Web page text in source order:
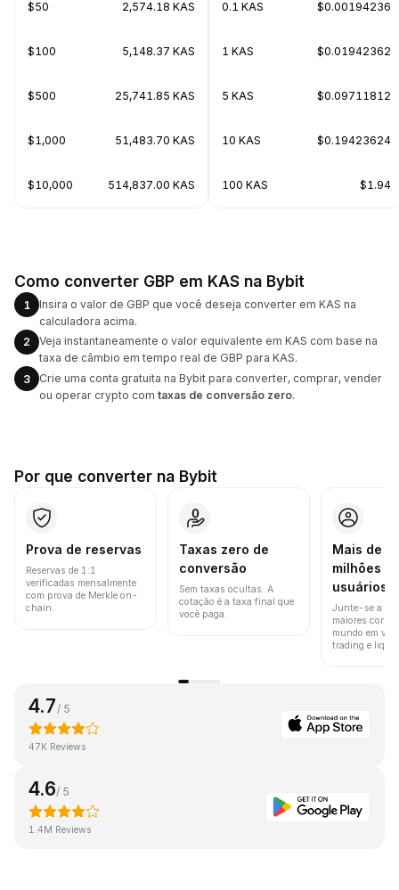
$50 2,574.18 KAS
$100 5,148.37 KAS
$500 25,741.85 KAS
$1,000 51,483.70 KAS
$10,000 514,837.00 KAS
0.1 KAS $0.00194236
1 KAS $0.01942362
5 KAS $0.09711812
10 KAS $0.19423624
100 KAS $1.94
Como converter GBP em KAS na Bybit
1
Insira o valor de GBP que você deseja converter em KAS na
calculadora acima.
2
Veja instantaneamente o valor equivalente em KAS com base na
taxa de câmbio em tempo real de GBP para KAS.
3
Crie uma conta gratuita na Bybit para converter, comprar, vender
ou operar crypto com taxas de conversão zero.
Por que converter na Bybit
Prova de reservas
Reservas de 1:1
verificadas mensalmente
com prova de Merkle on-
chain.
Taxas zero de
conversão
Sem taxas ocultas. A
cotação é a taxa final que
você paga.
Mais de
milhões
usuários
Junte-se a
maiores
mundo em
trading e
4.7 / 5
47K Reviews
4.6/ 5
1.4M Reviews